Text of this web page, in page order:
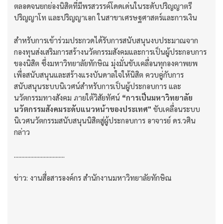
ตลอดจนยกย่องนิสิตที่มีพรสวรรค์โดดเด่นในระดับปริญญาตรี
ปริญญาโท และปริญญาเอก ในสาขาเศรษฐศาสตร์และการเงิน
สำหรับการเข้าร่วมประกวดได้รับการสนับสนุนงบประมาณจาก
กองทุนส่งเสริมการสร้างนวัตกรรมสังคมและการเป็นผู้ประกอบการ
ของนิสิต ซึ่งมหาวิทยาลัยทักษิณ มุ่งมั่นขับเคลื่อนทุกองคาพยพ
เพื่อสนับสนุนและสร้างแรงบันดาลใจให้นิสิต ควบคู่กับการ
สนับสนุนระบบนิเวศน์สำหรับการเป็นผู้ประกอบการ และ
นวัตกรรมทางสังคม ภายใต้วิสัยทัศน์ “การเป็นมหาวิทยาลัย
นวัตกรรมสังคมระดับแนวหน้าของประเทศ" ขับเคลื่อนระบบ
นิเวศนวัตกรรมสนับสนุนนิสิตสู่ผู้ประกอบการ อาจารย์ ดร.วศิน
กล่าว
ข่าว: งานสื่อสารองค์กร สำนักงานมหาวิทยาลัยทักษิณ